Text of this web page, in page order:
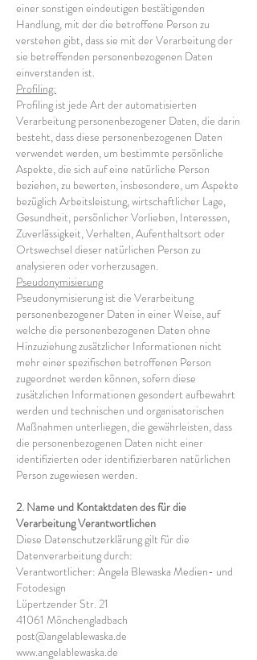
einer sonstigen eindeutigen bestätigenden
Handlung, mit der die betroffene Person zu
verstehen gibt, dass sie mit der Verarbeitung der
sie betreffenden personenbezogenen Daten
einverstanden ist.
Profiling:
Profiling ist jede Art der automatisierten
Verarbeitung personenbezogener Daten, die darin
besteht, dass diese personenbezogenen Daten
verwendet werden, um bestimmte persönliche
Aspekte, die sich auf eine natürliche Person
beziehen, zu bewerten, insbesondere, um Aspekte
bezüglich Arbeitsleistung, wirtschaftlicher Lage,
Gesundheit, persönlicher Vorlieben, Interessen,
Zuverlässigkeit, Verhalten, Aufenthaltsort oder
Ortswechsel dieser natürlichen Person zu
analysieren oder vorherzusagen.
Pseudonymisierung
Pseudonymisierung ist die Verarbeitung
personenbezogener Daten in einer Weise, auf
welche die personenbezogenen Daten ohne
Hinzuziehung zusätzlicher Informationen nicht
mehr einer spezifischen betroffenen Person
zugeordnet werden können, sofern diese
zusätzlichen Informationen gesondert aufbewahrt
werden und technischen und organisatorischen
Maßnahmen unterliegen, die gewährleisten, dass
die personenbezogenen Daten nicht einer
identifizierten oder identifizierbaren natürlichen
Person zugewiesen werden.
2. Name und Kontaktdaten des für die
Verarbeitung Verantwortlichen
Diese Datenschutzerklärung gilt für die
Datenverarbeitung durch:
Verantwortlicher: Angela Blewaska Medien- und
Fotodesign
Lüpertzender Str. 21
41061 Mönchengladbach
post@angelablewaska.de
www.angelablewaska.de